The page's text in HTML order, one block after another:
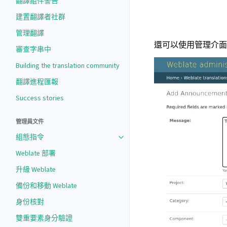
建置翻譯者社群
管理翻譯
審查字串中
Building the translation community
翻譯進程匯報
Success stories
管理員文件
組態指令
Weblate 部署
升級 Weblate
備份和移動 Weblate
身份核對
雙重要素身分驗證
還可以使用管理介